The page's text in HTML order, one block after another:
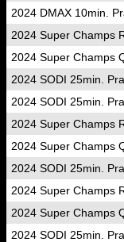
2024 DMAX 10min.
2024 Super Champs
2024 Super Champs
2024 SODI 25min.
2024 SODI 25min.
2024 Super Champs
2024 Super Champs
2024 SODI 25min.
2024 Super Champs
2024 Super Champs
2024 SODI 25min.